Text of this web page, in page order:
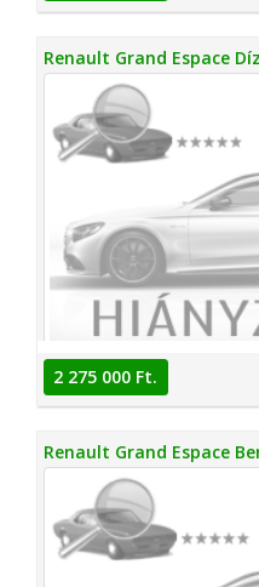
Renault Grand Espace
2 275 000 Ft.
Renault Grand Espace